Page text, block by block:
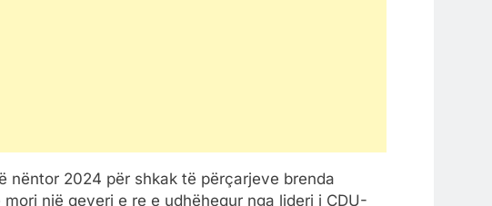
nëntor 2024 për shkak të përçarjeve brenda
një qeveri e re e udhëhequr nga lideri i CDU-